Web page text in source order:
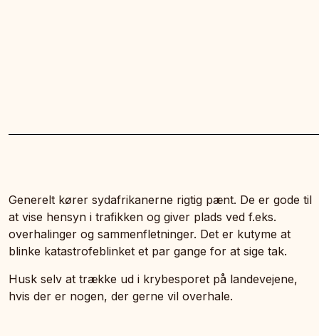
Generelt kører sydafrikanerne rigtig pænt. De er gode til
at vise hensyn i trafikken og giver plads ved f.eks.
overhalinger og sammenfletninger. Det er kutyme at
blinke katastrofeblinket et par gange for at sige tak.
Husk selv at trække ud i krybesporet på landevejene,
hvis der er nogen, der gerne vil overhale.